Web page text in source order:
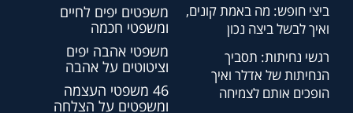
ביצי חופש: מה באמת קונים,
ואיך לבשל ביצה נכון
רגשי נחיתות: תסביך
הנחיתות של אדלר ואיך
הופכים אותם לצמיחה
משפטים יפים לחיים
ומשפטי חכמה
משפטי אהבה יפים
וציטוטים על אהבה
46 משפטי העצמה
ומשפטים על הצלחה